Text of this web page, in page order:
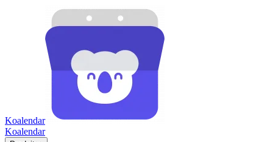
Koalendar
Koalendar